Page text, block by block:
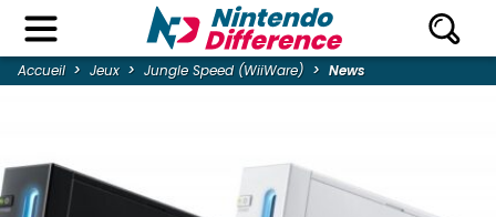
Accueil Jeux Jungle Speed (WiiWare) News